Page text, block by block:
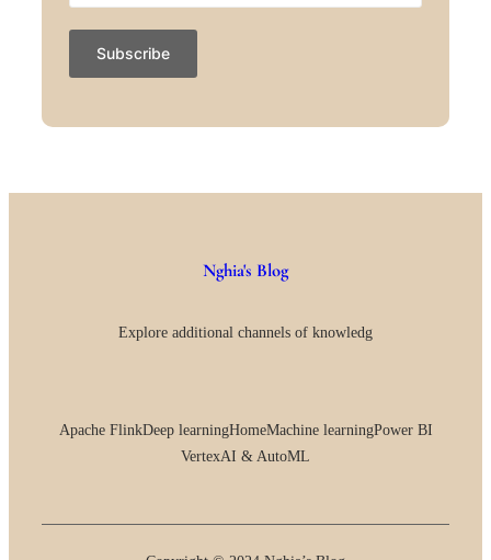
Nghia's Blog
Explore additional channels of knowledg
Apache FlinkDeep learningHomeMachine learningPower BI
VertexAI & AutoML